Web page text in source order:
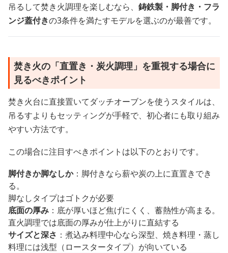
吊るして焚き火調理を楽しむなら、 鋳鉄製・脚付き・フラ
ンジ蓋付きの3条件を満たすモデルを選ぶのが最善です。
焚き火の「直置き・炭火調理」を重視する場合に
見るべきポイント
焚き火台に直接置いてダッチオーブンを使うスタイルは、
吊るすよりもセッティングが手軽で、初心者にも取り組み
やすい方法です。
この場合に注目すべきポイントは以下のとおりです。
脚付きか脚なしか：脚付きなら薪や炭の上に直置きでき
る。
脚なしタイプはゴトクが必要
底面の厚み ：底が厚いほど焦げにくく、蓄熱性が高まる。
直火調理では底面の厚みが仕上がりに直結する
サイズと深さ ：煮込み料理中心なら深型、焼き料理・蒸し
料理には浅型（ロースタータイプ）が向いている